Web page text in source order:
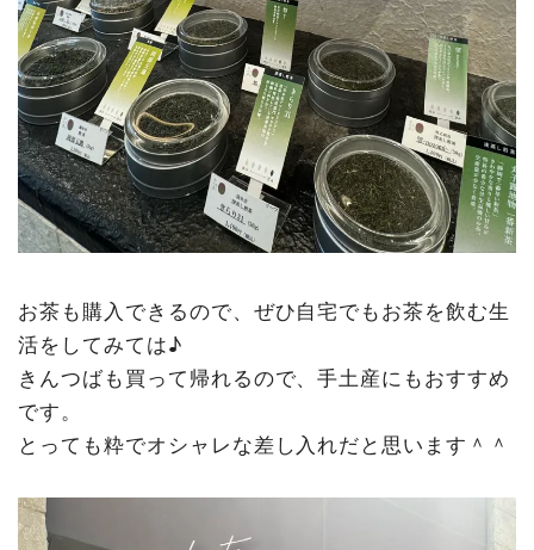
お茶も購入できるので、ぜひ自宅でもお茶を飲む生
活をしてみては♪
きんつばも買って帰れるので、手土産にもおすすめ
です。
とっても粋でオシャレな差し入れだと思います＾＾